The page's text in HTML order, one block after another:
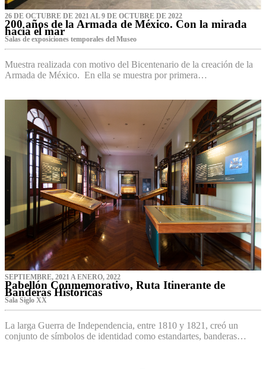
26 DE OCTUBRE DE 2021 AL 9 DE OCTUBRE DE 2022
200 años de la Armada de México. Con la mirada
hacia el mar
Salas de exposiciones temporales del Museo‌
Muestra realizada con motivo del Bicentenario de la creación de la
Armada de México. En ella se muestra por primera…
SEPTIEMBRE, 2021 A ENERO, 2022
Pabellón Conmemorativo, Ruta Itinerante de
Banderas Históricas
Sala Siglo XX
La larga Guerra de Independencia, entre 1810 y 1821, creó un
conjunto de símbolos de identidad como estandartes, banderas…